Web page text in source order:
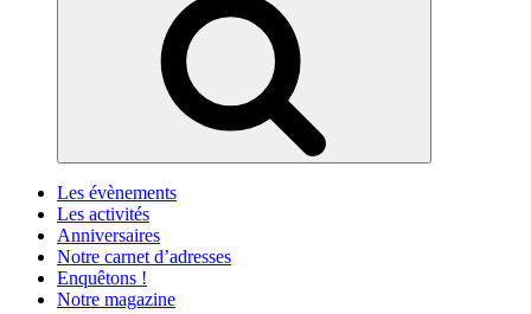
Les évènements
Les activités
Anniversaires
Notre carnet d’adresses
Enquêtons !
Notre magazine